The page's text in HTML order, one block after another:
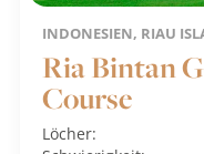
INDONESIEN, RIAU
Ria Bintan
Course
Löcher: